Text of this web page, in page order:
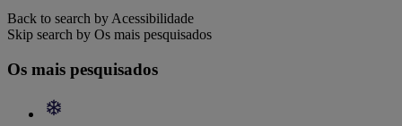
Back to search by Acessibilidade
Skip search by Os mais pesquisados
Os mais pesquisados